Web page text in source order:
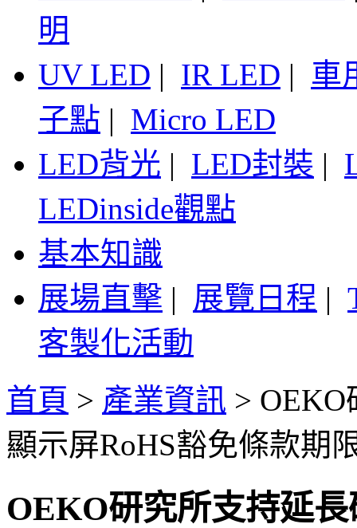
明
UV LED | IR LED | 車
子點 | Micro LED
LED背光 | LED封裝 |
LEDinside觀點
基本知識
展場直擊 | 展覽日程 |
客製化活動
首頁 > 產業資訊 >
顯示屏RoHS豁免條款期
OEKO研究所支持延